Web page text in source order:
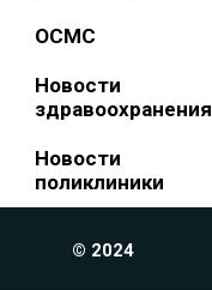
ОСМС
Новости
здравоохранения
Новости
поликлиники
© 2024